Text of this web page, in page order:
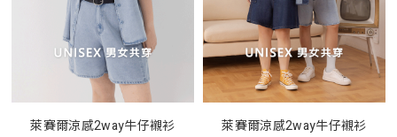
萊賽爾涼感2way牛仔襯衫
萊賽爾涼感2way牛仔襯衫